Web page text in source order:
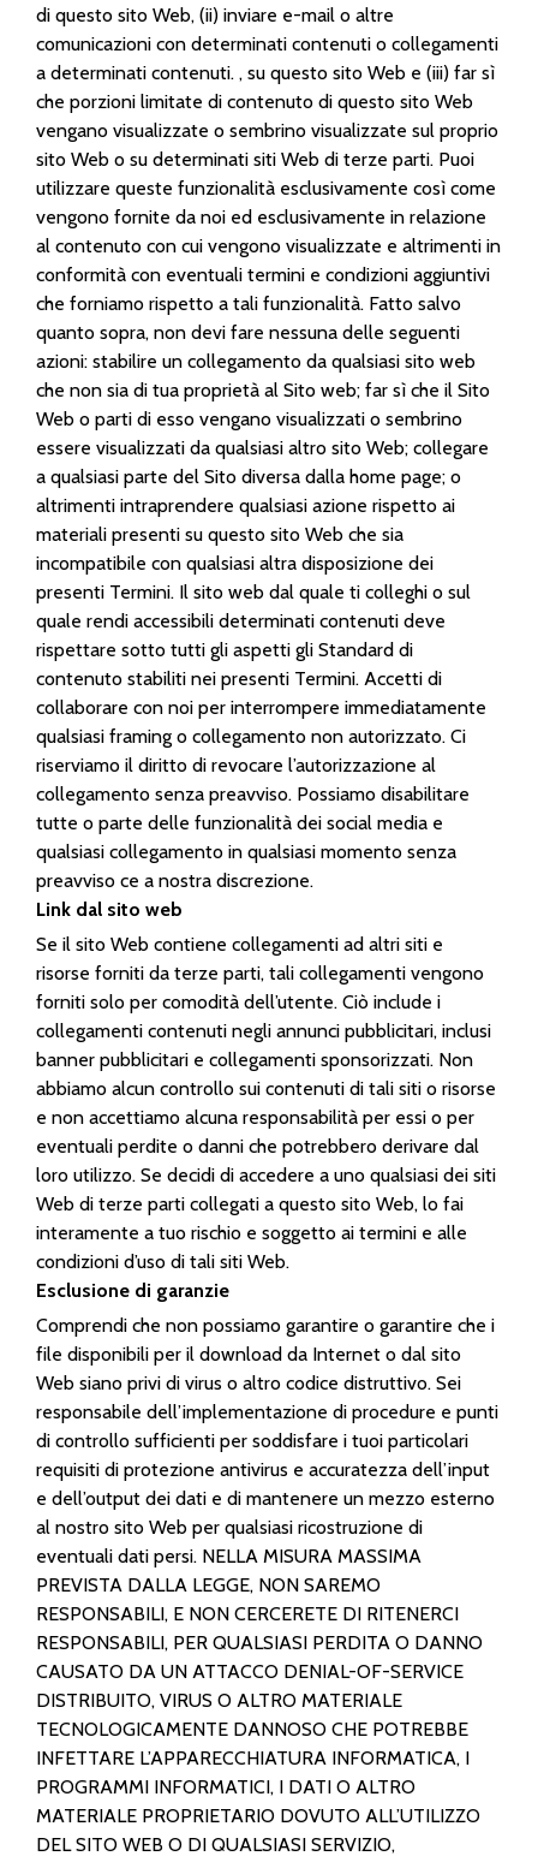
di questo sito Web, (ii) inviare e-mail o altre
comunicazioni con determinati contenuti o collegamenti
a determinati contenuti. , su questo sito Web e (iii) far sì
che porzioni limitate di contenuto di questo sito Web
vengano visualizzate o sembrino visualizzate sul proprio
sito Web o su determinati siti Web di terze parti. Puoi
utilizzare queste funzionalità esclusivamente così come
vengono fornite da noi ed esclusivamente in relazione
al contenuto con cui vengono visualizzate e altrimenti in
conformità con eventuali termini e condizioni aggiuntivi
che forniamo rispetto a tali funzionalità. Fatto salvo
quanto sopra, non devi fare nessuna delle seguenti
azioni: stabilire un collegamento da qualsiasi sito web
che non sia di tua proprietà al Sito web; far sì che il Sito
Web o parti di esso vengano visualizzati o sembrino
essere visualizzati da qualsiasi altro sito Web; collegare
a qualsiasi parte del Sito diversa dalla home page; o
altrimenti intraprendere qualsiasi azione rispetto ai
materiali presenti su questo sito Web che sia
incompatibile con qualsiasi altra disposizione dei
presenti Termini. Il sito web dal quale ti colleghi o sul
quale rendi accessibili determinati contenuti deve
rispettare sotto tutti gli aspetti gli Standard di
contenuto stabiliti nei presenti Termini. Accetti di
collaborare con noi per interrompere immediatamente
qualsiasi framing o collegamento non autorizzato. Ci
riserviamo il diritto di revocare l’autorizzazione al
collegamento senza preavviso. Possiamo disabilitare
tutte o parte delle funzionalità dei social media e
qualsiasi collegamento in qualsiasi momento senza
preavviso ce a nostra discrezione.
Link dal sito web
Se il sito Web contiene collegamenti ad altri siti e
risorse forniti da terze parti, tali collegamenti vengono
forniti solo per comodità dell’utente. Ciò include i
collegamenti contenuti negli annunci pubblicitari, inclusi
banner pubblicitari e collegamenti sponsorizzati. Non
abbiamo alcun controllo sui contenuti di tali siti o risorse
e non accettiamo alcuna responsabilità per essi o per
eventuali perdite o danni che potrebbero derivare dal
loro utilizzo. Se decidi di accedere a uno qualsiasi dei siti
Web di terze parti collegati a questo sito Web, lo fai
interamente a tuo rischio e soggetto ai termini e alle
condizioni d’uso di tali siti Web.
Esclusione di garanzie
Comprendi che non possiamo garantire o garantire che i
file disponibili per il download da Internet o dal sito
Web siano privi di virus o altro codice distruttivo. Sei
responsabile dell’implementazione di procedure e punti
di controllo sufficienti per soddisfare i tuoi particolari
requisiti di protezione antivirus e accuratezza dell’input
e dell’output dei dati e di mantenere un mezzo esterno
al nostro sito Web per qualsiasi ricostruzione di
eventuali dati persi. NELLA MISURA MASSIMA
PREVISTA DALLA LEGGE, NON SAREMO
RESPONSABILI, E NON CERCERETE DI RITENERCI
RESPONSABILI, PER QUALSIASI PERDITA O DANNO
CAUSATO DA UN ATTACCO DENIAL-OF-SERVICE
DISTRIBUITO, VIRUS O ALTRO MATERIALE
TECNOLOGICAMENTE DANNOSO CHE POTREBBE
INFETTARE L’APPARECCHIATURA INFORMATICA, I
PROGRAMMI INFORMATICI, I DATI O ALTRO
MATERIALE PROPRIETARIO DOVUTO ALL’UTILIZZO
DEL SITO WEB O DI QUALSIASI SERVIZIO,